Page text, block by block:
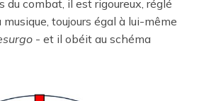
du combat, il est rigoureux, réglé
toujours égal à lui-même
- et il obéit au schéma